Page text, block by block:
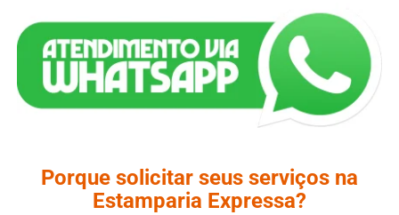
Porque solicitar seus serviços na
Estamparia Expressa?